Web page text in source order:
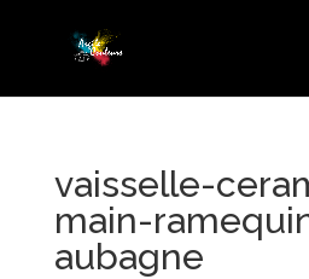
vaisselle-
main-
aubagne